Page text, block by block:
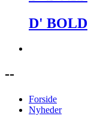
D' BOLD
--
Forside
Nyheder